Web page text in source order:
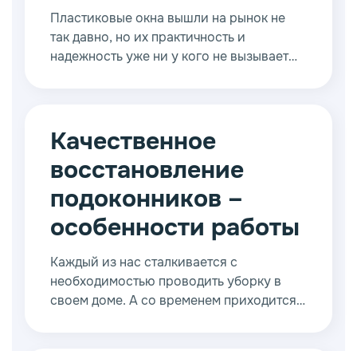
Пластиковые окна вышли на рынок не
так давно, но их практичность и
надежность уже ни у кого не вызывает
слишком часто подвергаются
неаккуратному обращению со стороны
владельцев или просто гостей.
Качественное
восстановление
подоконников –
особенности работы
Каждый из нас сталкивается с
необходимостью проводить уборку в
своем доме. А со временем приходится